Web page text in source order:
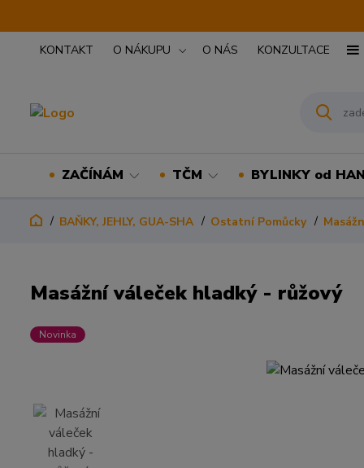
KONTAKT O NÁKUPU O NÁS KONZULTACE
ZAČÍNÁM TČM BYLINKY od
BAŇKY, JEHLY, GUA-SHA Ostatní Pomůcky
Masážní váleček hladký - růžový
Novinka